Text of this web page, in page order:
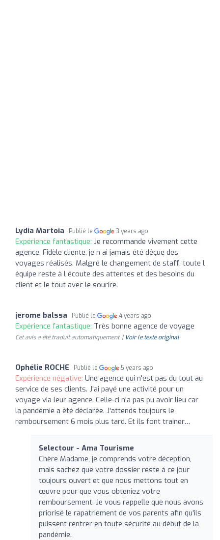
Lydia Martoia Publié le 3 years ago
Expérience fantastique: Je recommande vivement cette
agence. Fidèle cliente, je n ai jamais été déçue des
voyages réalisés. Malgré le changement de staff, toute l
équipe reste à l écoute des attentes et des besoins du
client et le tout avec le sourire.
jerome balssa Publié le 4 years ago
Expérience fantastique: Très bonne agence de voyage
Cet avis a été traduit automatiquement. | Voir le texte original
Ophélie ROCHE Publié le 5 years ago
Expérience négative: Une agence qui n'est pas du tout au
service de ses clients. J'ai payé une activité pour un
voyage via leur agence. Celle-ci n'a pas pu avoir lieu car
la pandémie a été déclarée. J'attends toujours le
remboursement 6 mois plus tard. Et ils font trainer…
Selectour - Ama Tourisme
Chère Madame, je comprends votre déception,
mais sachez que votre dossier reste à ce jour
toujours ouvert et que nous mettons tout en
œuvre pour que vous obteniez votre
remboursement. Je vous rappelle que nous avons
priorisé le rapatriement de vos parents afin qu'ils
puissent rentrer en toute sécurité au début de la
pandémie.